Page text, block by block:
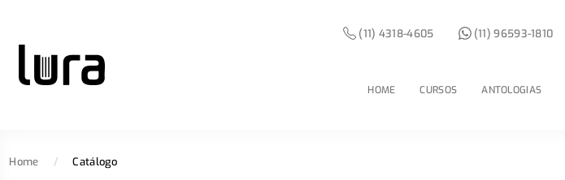
HOME CURSOS ANTOLOGIAS
(11) 4318-4605 (11) 96593-1810
Home / Catálogo